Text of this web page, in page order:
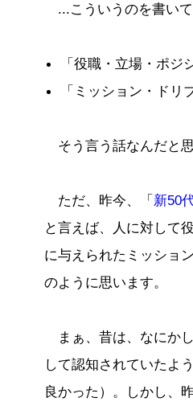
...こういうのを書い
「役職・立場・ポ
「ミッション・ド
そう言う話なんだと
ただ、昨今、「 新50
と言えば、人に対して
に与えられたミッショ
のように思います。
まぁ、昔は、なにか
して認知されていたよ
良かった）。しかし、